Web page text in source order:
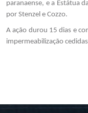
paranaense, e a Estátua
por Stenzel e Cozzo.
A ação durou 15 dias e
impermeabilização